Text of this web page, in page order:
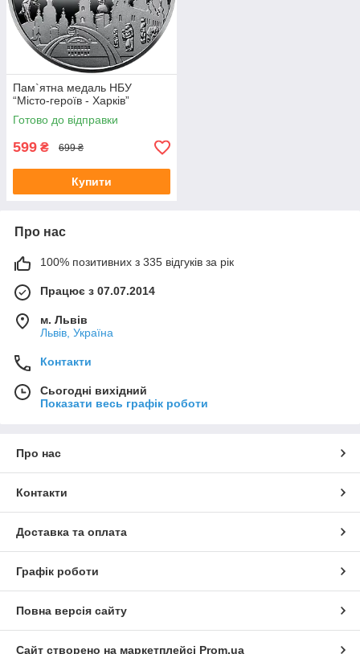
Пам`ятна медаль НБУ
“Місто-героїв - Харків”
Готово до відправки
599 ₴ 699 ₴
Купити
Про нас
100% позитивних з 335 відгуків за рік
Працює з 07.07.2014
м. Львів
Львів, Україна
Контакти
Сьогодні вихідний
Показати весь графік роботи
Про нас
Контакти
Доставка та оплата
Графік роботи
Повна версія сайту
Сайт створено на маркетплейсі Prom.ua